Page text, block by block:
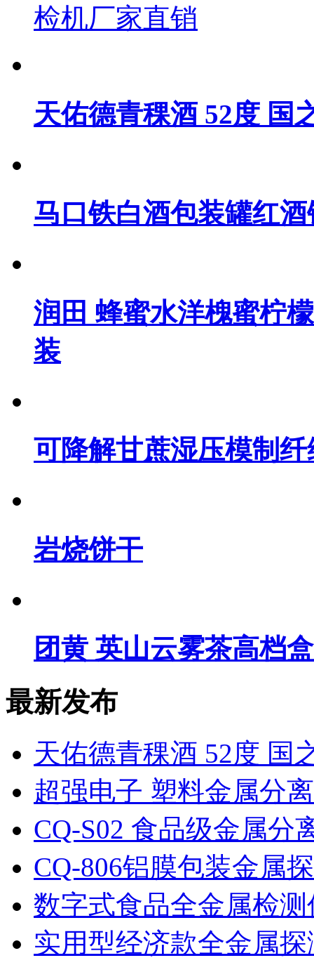
检机厂家直销
天佑德青稞酒 52度 国
马口铁白酒包装罐红
润田 蜂蜜水洋槐蜜柠
装
可降解甘蔗湿压模制
岩烧饼干
团黄 英山云雾茶高档
最新发布
天佑德青稞酒 52度 国
超强电子 塑料金属分
CQ-S02 食品级金属分
CQ-806铝膜包装金属
数字式食品全金属检
实用型经济款全金属探